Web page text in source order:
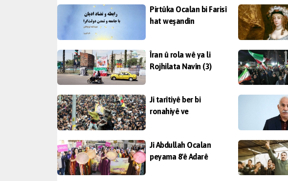
Pirtûka Ocalan bi Farisî
hat weşandin
Îran û rola wê ya li
Rojhilata Navîn (3)
Ji tarîtiyê ber bi
ronahiyê ve
Ji Abdullah Ocalan
peyama 8'ê Adarê